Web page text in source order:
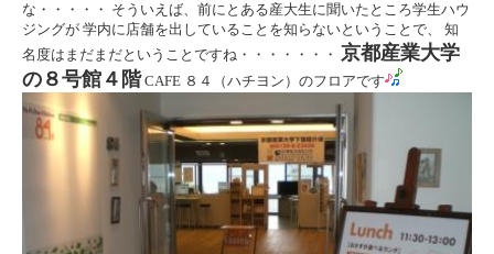
な・・・・・ そういえば、前にとある産大生に聞いたところ学生ハウ
ジングが 学内に店舗を出していることを知らないということで、 知
名度はまだまだということですね・・・・・・・ 京都産業大学
の８号館４階CAFE ８４（ハチヨン）のフロアです